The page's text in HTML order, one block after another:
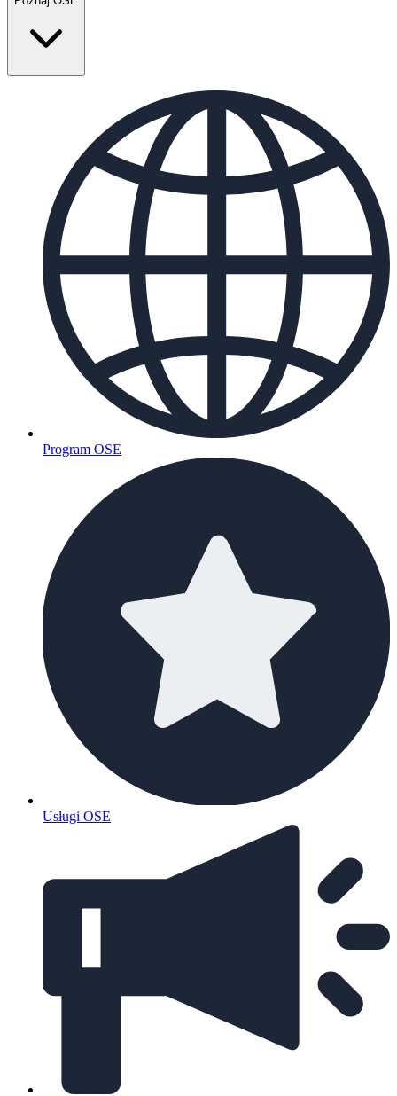
Program OSE
Usługi OSE